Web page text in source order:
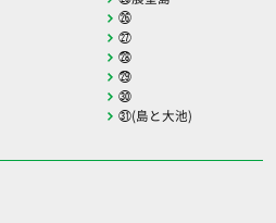
㉖
㉗
㉘
㉙
㉚
㉛(島と大池)